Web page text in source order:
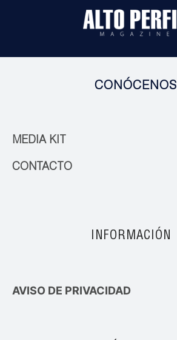
CONÓCENOS
MEDIA KIT
CONTACTO
INFORMACIÓN
AVISO DE PRIVACIDAD